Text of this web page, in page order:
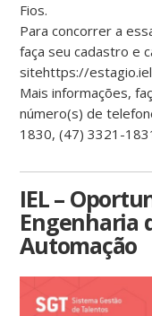
Fios.
Para concorrer a
faça seu cadastro e
sitehttps://
Mais informações,
número(s) de
1830, (47) 3321-
IEL –
Engenharia
Automação